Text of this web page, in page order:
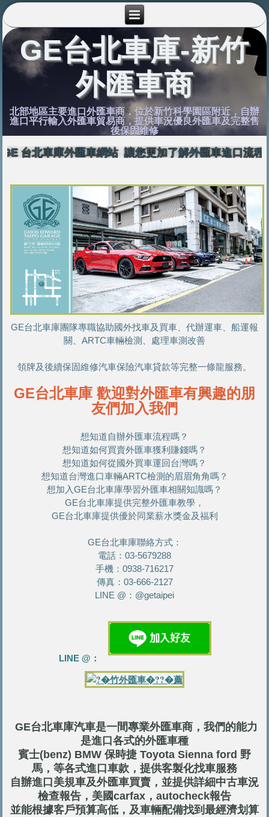
GE台北車庫-新竹
外匯車商
北部地區主要進口外匯車商，位於新竹科學園區附近，自辦
進口平行輸入外匯車貿易商，提供車況優良外匯車及完整售
後保固維修
GE 台北車庫外匯車網站 讓您更加了解外匯車進口流程
GE台北車庫團隊專職協助國外找車及買車、代辦運車、船運報
關、ARTC車輛檢測、處理車測改善
領牌及後續保固維修汽車保險汽車貸款等完整一條龍服務。
GE台北車庫 歡迎對外匯車有興趣的朋
友們加入我們
想知道自辦外匯車流程嗎？
想知道如何買賣外匯車獲利賺錢嗎？
想知道如何從國外買車運回台灣嗎？
想知道台灣進口車輛ARTC檢測的眉眉角角嗎？
想加入GE台北車庫學習外匯車相關知識嗎？
GE台北車庫提供完整外匯車教學，
GE台北車庫提供優於同業薪水獎金及福利
GE台北車庫聯絡方式：
電話：03-5679288
手機：0938-716217
傳真：03-666-2127
LINE @：@getaipei
LINE @：
GE台北車庫汽車是一間專業外匯車商，我們的能力
是進口各式的外匯車種
賓士(benz) BMW 保時捷 Toyota Sienna ford 野
馬， 等各式進口車款， 提供客製化找車服務
自辦進口美規車及外匯車買賣，並提供詳細中古車況
檢查報告，美國carfax，autocheck報告
並能根據客戶預算高低，及車輛配備找到最經濟划算